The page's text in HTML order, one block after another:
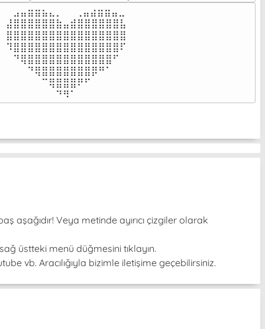
⠀⣠⣤⣶⣶⣦⣄⡀  ⠀⢀⣤⣴⣶⣶⣤⣀⠀
⣼⣿⣿⣿⣿⣿⣿⣷⣤⣾⣿⣿⣿⣿⣿⣿⣧
⣿⣿⣿⣿⣿⣿⣿⣿⣿⣿⣿⣿⣿⣿⣿⣿⣿
⠹⣿⣿⣿⣿⣿⣿⣿⣿⣿⣿⣿⣿⣿⣿⣿⠏
⠀⠙⢿⣿⣿⣿⣿⣿⣿⣿⣿⣿⣿⣿⣿⠋⠀
⠀⠀⠀⠙⢿⣿⣿⣿⣿⣿⣿⣿⡿⠛⠁⠀⠀
⠀⠀⠀⠀⠀⠉⢿⣿⣿⣿⠟⠋⠀⠀⠀⠀⠀
⠀⠀⠀⠀⠀⠀⠀⠙⠻⠁⠀⠀⠀⠀⠀⠀⠀⠀⠀⠀⠀⠀⠀
aşağıdır! Veya metinde ayırıcı çizgiler olarak
üstteki menü düğmesini tıklayın.
vb. Aracılığıyla bizimle iletişime geçebilirsiniz.